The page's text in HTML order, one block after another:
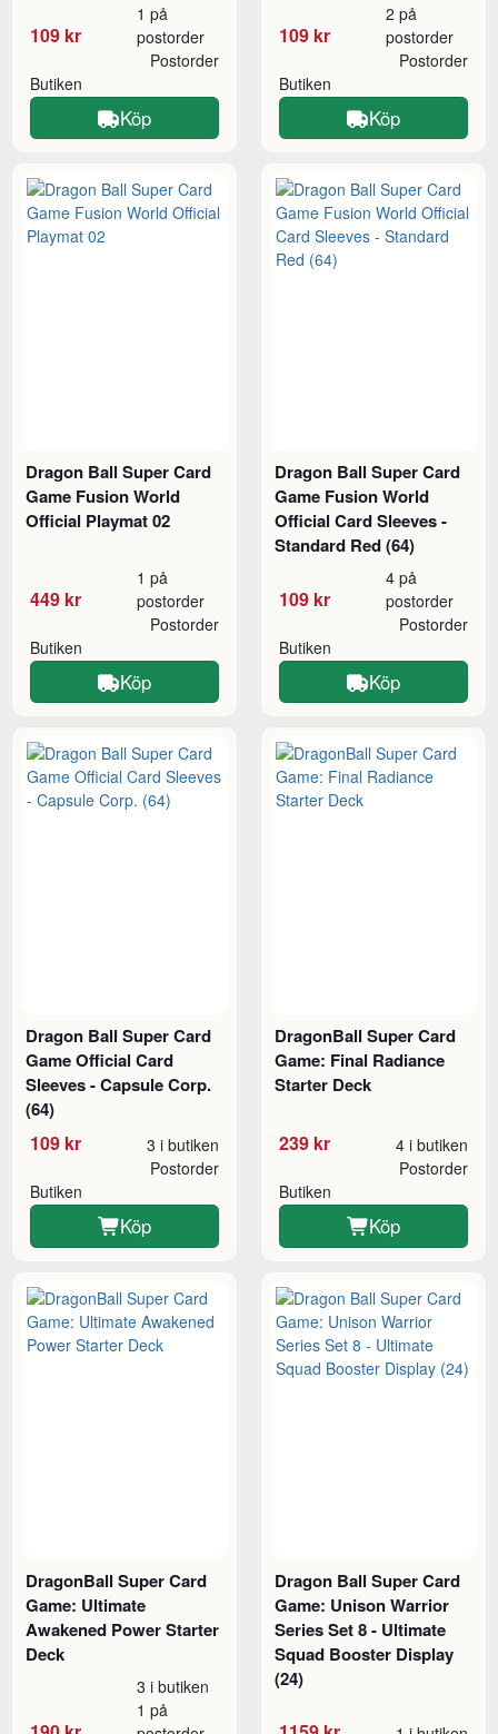
109 kr
1 på
postorder
Butiken
Postorder
Köp
109 kr
2 på
postorder
Butiken
Postorder
Köp
Dragon Ball Super Card
Game Fusion World
Official Playmat 02
449 kr
1 på
postorder
Butiken
Postorder
Köp
Dragon Ball Super Card
Game Fusion World
Official Card Sleeves -
Standard Red (64)
109 kr
4 på
postorder
Butiken
Postorder
Köp
Dragon Ball Super Card
Game Official Card
Sleeves - Capsule Corp.
(64)
109 kr 3 i butiken
Butiken
Postorder
Köp
DragonBall Super Card
Game: Final Radiance
Starter Deck
239 kr 4 i butiken
Butiken
Postorder
Köp
DragonBall Super Card
Game: Ultimate
Awakened Power Starter
Deck
3 i butiken
1 på
Dragon Ball Super Card
Game: Unison Warrior
Series Set 8 - Ultimate
Squad Booster Display
(24)